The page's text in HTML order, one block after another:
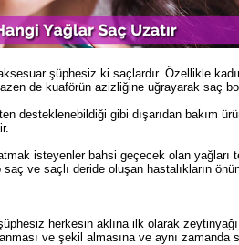
şüphesiz ki saçlardır. Özellikle
de kuaförün azizliğine uğrayarak saç
desteklenebildiği gibi dışarıdan bakım
isteyenler bahsi geçecek olan
ve saçlı deride oluşan hastalıkların
herkesin aklına ilk olarak
ve şekil almasına ve aynı zamanda